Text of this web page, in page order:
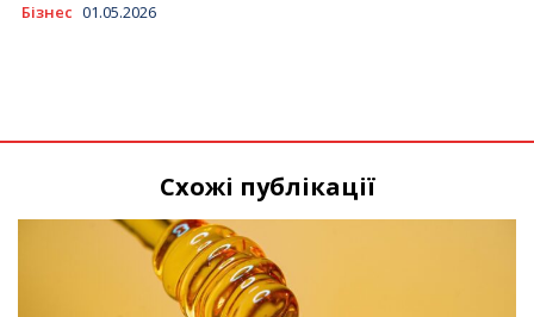
Бізнес 01.05.2026
Схожі публікації